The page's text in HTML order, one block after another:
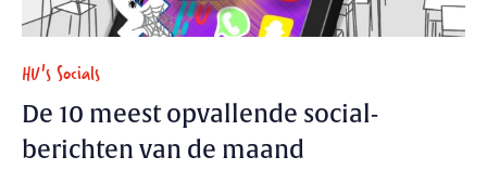
HU's Socials
De 10 meest opvallende social-
berichten van de maand